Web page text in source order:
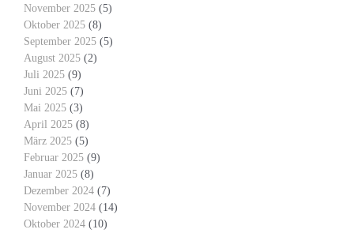
November 2025 (5)
Oktober 2025 (8)
September 2025 (5)
August 2025 (2)
Juli 2025 (9)
Juni 2025 (7)
Mai 2025 (3)
April 2025 (8)
März 2025 (5)
Februar 2025 (9)
Januar 2025 (8)
Dezember 2024 (7)
November 2024 (14)
Oktober 2024 (10)